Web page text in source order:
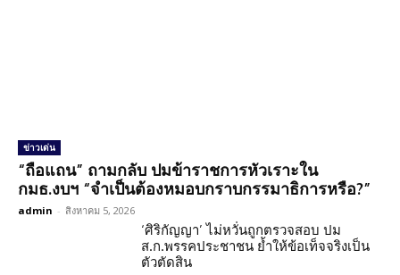
ข่าวเด่น
“ถือแถน” ถามกลับ ปมข้าราชการหัวเราะใน
กมธ.งบฯ “จำเป็นต้องหมอบกราบกรรมาธิการหรือ?”
admin - สิงหาคม 5, 2026
‘ศิริกัญญา’ ไม่หวั่นถูกตรวจสอบ ปม
ส.ก.พรรคประชาชน ย้ำให้ข้อเท็จจริงเป็น
ตัวตัดสิน